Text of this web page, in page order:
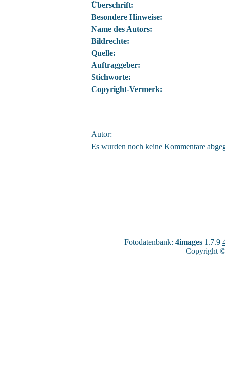
Überschrift:
Besondere Hinweise:
Name des Autors:
Bildrechte:
Quelle:
Auftraggeber:
Stichworte:
Copyright-Vermerk:
Autor:
Es wurden noch keine Kommentare
Fotodatenbank: 4images 1.7.9
Copyright